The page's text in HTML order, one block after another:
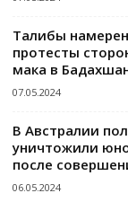
Талибы
протесты
мака в
07.05.2024
В Австралии
уничтожили
после
06.05.2024